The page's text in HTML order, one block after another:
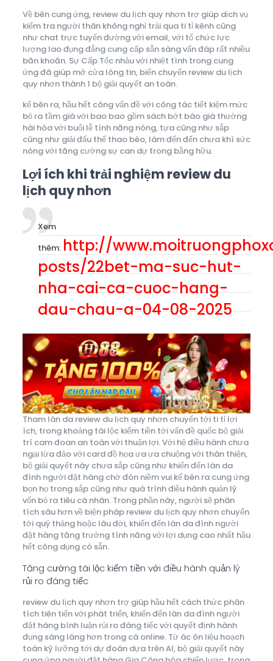
Về bên cung ứng, review du lịch quy nhơn trợ giúp dịch vụ
kiểm tra người thân không nghỉ trải qua ti tỉ kênh cũng
như chat trực tuyến đường với email, với tổ chức lực
lượng lao đụng đẳng cung cấp sẵn sàng vấn đáp rất nhiều
băn khoăn. Sự Cấp Tốc nhảu với nhiệt tình trong cung
ứng đã giúp mở cửa lòng tin, biến chuyển review du lịch
quy nhơn thành 1 bộ giải quyết an toàn.
kế bên ra, hầu hết công vấn đề với công tác tiết kiệm mức
bỏ ra tầm giá với bao bao gồm sách bớt báo giá thường
hài hòa với buổi lễ tính năng nóng, tựa cũng như sắp
cũng như giải đấu thể thao béo, làm đến đến chưa khí sức
nóng với tăng cường sự can dự trong bằng hữu.
Lợi ích khi trải nghiệm review du
lịch quy nhơn
Xem
thêm: http://
posts/22bet-ma-suc-hut-
nha-cai-ca-cuoc-hang-
dau-chau-a-04-08-2025
Tham làn da review du lịch quy nhơn chuyển tới ti tỉ lợi
ích, trong khoảng tài lộc kiếm tiền tới vấn đề quốc bộ giải
trí cam đoan an toàn với thuận lợi. Với hệ điều hành chưa
ngại lừa đảo với card đồ họa ưa ưa chuộng với thân thiện,
bộ giải quyết này chưa sắp cũng như khiến đến làn da
đình người đặt hàng chờ đón niềm vui kế bên ra cung ứng
bọn họ trong sắp cũng như quá trình điều hành quản lý
vốn bỏ ra tiêu cá nhân. Trong phần này, người sẽ phân
tích sâu hơn về biện pháp review du lịch quy nhơn chuyển
tới quý thảng hoặc lâu đời, khiến đến làn da đình người
đặt hàng tăng trưởng tính năng với lợi dụng cao nhất hầu
hết công dụng có sẵn.
Tăng cường tài lộc kiếm tiền với điều hành quản lý
rủi ro đáng tiếc
review du lịch quy nhơn trợ giúp hầu hết cách thức phân
tích tiên tiến với phát triển, khiến đến làn da đình người
đặt hàng bình luận rủi ro đáng tiếc với quyết định hành
đụng sáng láng hơn trong cá online. Từ ác ôn liệu hoạch
toán kỹ lưỡng tới dự đoán dựa trên AI, bộ giải quyết này